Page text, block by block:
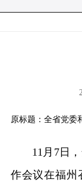
原标题：全省党委
11月7日
作会议在福州